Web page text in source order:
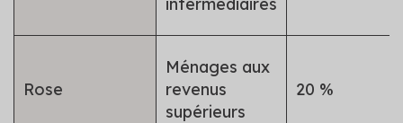
Rose
Ménages aux
revenus
supérieurs
20 %